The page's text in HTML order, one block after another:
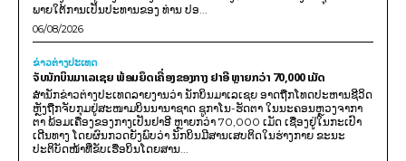
ພາຍໃຕ້ການເປັນປະທານຂອງ ທ່ານ ປອ...
06/08/2026
ຂ່າວຕ່າງປະເທດ
ຈັບນັກບິນມາເລເຊຍ ພ້ອມຍຶດເຄື່ອງຂອງກາງ ຢາອີ ຫຼາຍກວ່າ 70,000 ເມັດ
ສຳນັກຂ່າວຕ່າງປະເທດລາຍງານວ່າ ນັກບິນມາເລເຊຍ ອາດຖືກໂທດປະຫານຊີວິດ
ຫຼັງຖືກຈັບກຸມຢູ່ສະໜາມບິນນານາຊາດ ຊູກາໂນ-ຮັດຕາ ໃນນະຄອນຫຼວງຈາກາ
ຕາ ພ້ອມເຄື່ອງຂອງກາງເປັນຢາອີ ຫຼາຍກວ່າ 70,000 ເມັດ ເຊື່ອງຢູ່ໃນກະເປົາ
ເດີນທາງ ໂດຍຜົນກວດຍັງພົບວ່າ ນັກບິນມີສານເສບຕິດໃນຮ່າງກາຍ ຂະນະ
ປະຕິບັດໜ້າທີ່ຂັບເຮືອບິນໂດຍສານ...